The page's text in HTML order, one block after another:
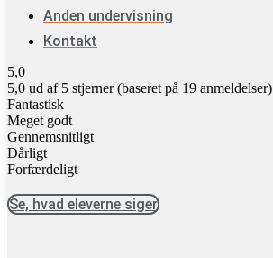
Anden undervisning
Kontakt
5,0
5,0 ud af 5 stjerner (baseret på 19 anmeldelser)
Fantastisk
Meget godt
Gennemsnitligt
Dårligt
Forfærdeligt
Se, hvad eleverne siger